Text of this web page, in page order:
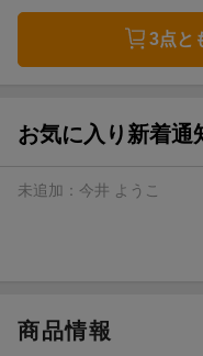
3点と
お気に入り新着通
未追加： 今井 ようこ
商品情報